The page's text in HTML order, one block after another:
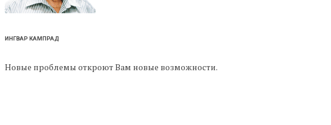
ИНГВАР КАМПРАД
Новые проблемы откроют Вам новые возможности.